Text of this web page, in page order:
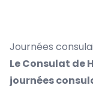
Journées
Le Consulat de
journées